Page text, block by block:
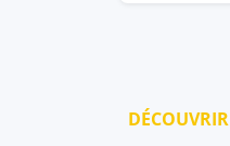
DÉCOUVRIR